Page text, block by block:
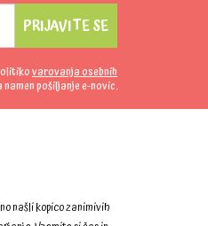
PRIJAVITE SE
varovanja osebnih
pošiljanje e-novic.
našli kopico zanimivih